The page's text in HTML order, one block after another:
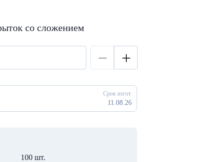
со сложением
Срок изгот.
11.08.26
100 шт.